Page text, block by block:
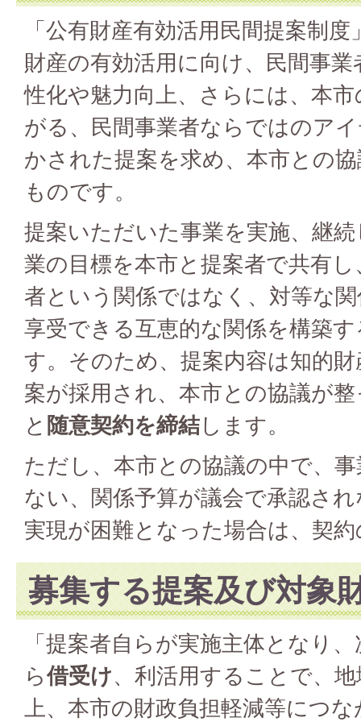
「公有財産有効活用民間提案制
財産の有効活用に向け、民間事
性化や魅力向上、さらには、本
がる、民間事業者ならではのア
かされた提案を求め、本市との
ものです。
提案いただいた事業を実施、継
業の目標を本市と提案者で共有
者という関係ではなく、対等な
享受できる互恵的な関係を構築
す。そのため、提案内容は知的
案が採用され、本市との協議が
と 随意契約を締結します。
ただし、本市との協議の中で、
ない、関係予算が議会で承認さ
実現が困難となった場合は、契
募集する提案及び対象
「提案者自らが実施主体となり
ら借受け、利活用することで、
上、本市の財政負担軽減等につ